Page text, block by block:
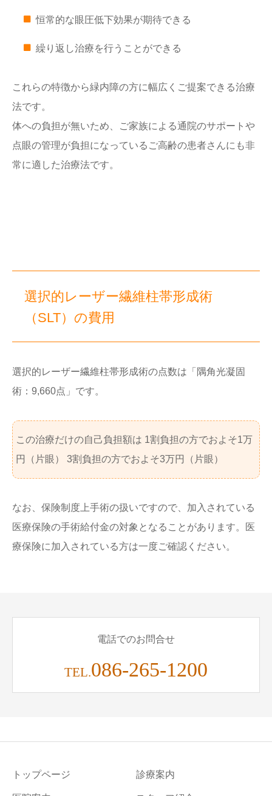
恒常的な眼圧低下効果が期待できる
繰り返し治療を行うことができる
これらの特徴から緑内障の方に幅広くご提案できる治療
法です。
体への負担が無いため、ご家族による通院のサポートや
点眼の管理が負担になっているご高齢の患者さんにも非
常に適した治療法です。
選択的レーザー繊維柱帯形成術
（SLT）の費用
選択的レーザー繊維柱帯形成術の点数は「隅角光凝固
術：9,660点」です。
この治療だけの自己負担額は 1割負担の方でおよそ1万
円（片眼） 3割負担の方でおよそ3万円（片眼）
なお、保険制度上手術の扱いですので、加入されている
医療保険の手術給付金の対象となることがあります。医
療保険に加入されている方は一度ご確認ください。
電話でのお問合せ
TEL.086-265-1200
トップページ 診療案内